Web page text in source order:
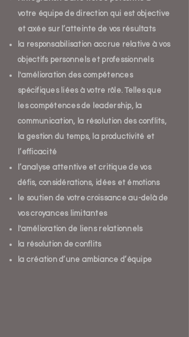
votre équipe de direction qui est objective
et axée sur l’atteinte de vos résultats
la responsabilisation accrue relative à vos
objectifs personnels et professionnels
l'amélioration des compétences
spécifiques liées à votre rôle. Telles que
les compétences de leadership, la
communication, la résolution des conflits,
la gestion du temps, la productivité et
l’efficacité
l’analyse attentive et critique de vos
défis, considérations, idées et émotions
le soutien de votre croissance au-delà de
vos croyances limitantes
l'amélioration de liens relationnels
la résolution de conflits
la création d’une ambiance d’équipe